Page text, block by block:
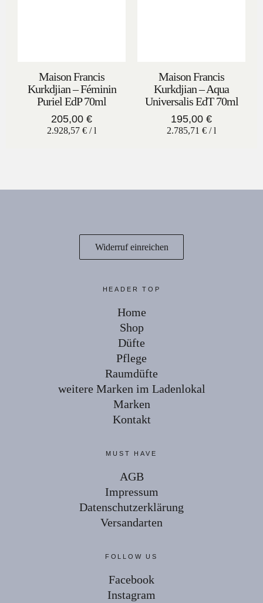
Maison Francis
Kurkdjian – Féminin
Puriel EdP 70ml
205,00 €
2.928,57 € /l
Maison Francis
Kurkdjian – Aqua
Universalis EdT 70ml
195,00 €
2.785,71 € /l
Widerruf einreichen
HEADER TOP
Home
Shop
Düfte
Pflege
Raumdüfte
weitere Marken im Ladenlokal
Marken
Kontakt
MUST HAVE
AGB
Impressum
Datenschutzerklärung
Versandarten
FOLLOW US
Facebook
Instagram